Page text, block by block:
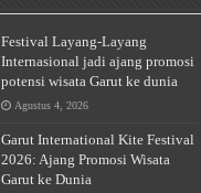
Festival Layang-Layang
Internasional jadi ajang promosi
potensi wisata Garut ke dunia
Agustus 4, 2026
Garut International Kite Festival
2026: Ajang Promosi Wisata
Garut ke Dunia